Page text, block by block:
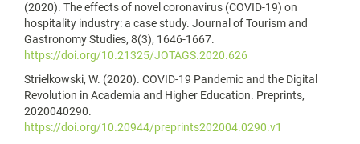
(2020). The effects of novel coronavirus (COVID-19) on
hospitality industry: a case study. Journal of Tourism and
Gastronomy Studies, 8(3), 1646-1667.
https://doi.org/10.21325/JOTAGS.2020.626
Strielkowski, W. (2020). COVID-19 Pandemic and the Digital
Revolution in Academia and Higher Education. Preprints,
2020040290.
https://doi.org/10.20944/preprints202004.0290.v1